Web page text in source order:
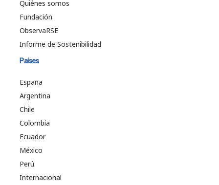
Quiénes somos
Fundación
ObservaRSE
Informe de Sostenibilidad
Países
España
Argentina
Chile
Colombia
Ecuador
México
Perú
Internacional